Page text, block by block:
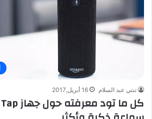
تنتي عبد السلام 16 أبريل,2017